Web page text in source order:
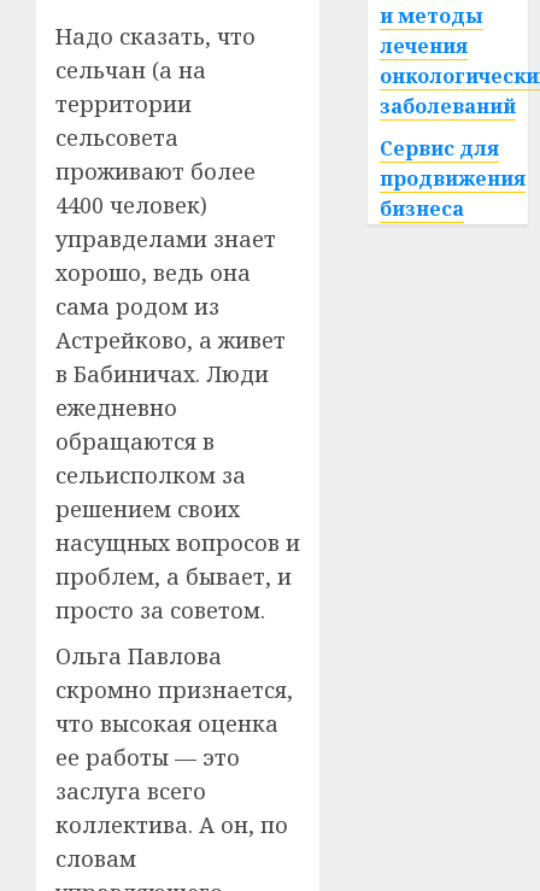
Надо сказать, что
сельчан (а на
территории
сельсовета
проживают более
4400 человек)
управделами знает
хорошо, ведь она
сама родом из
Астрейково, а живет
в Бабиничах. Люди
ежедневно
обращаются в
сельисполком за
решением своих
насущных вопросов и
проблем, а бывает, и
просто за советом.
Ольга Павлова
скромно признается,
что высокая оценка
ее работы — это
заслуга всего
коллектива. А он, по
словам
и методы
лечения
заболеваний
Сервис для
продвижения
бизнеса